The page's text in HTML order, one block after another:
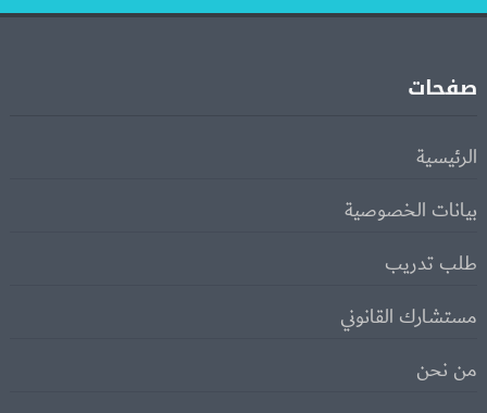
صفحات
الرئيسية
بيانات الخصوصية
طلب تدريب
مستشارك القانوني
من نحن